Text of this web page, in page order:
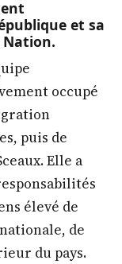
et sa
occupé
puis de
Elle a
élevé de
de
du pays.